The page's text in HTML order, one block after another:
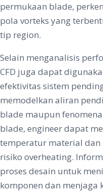
permukaan blade,
pola vorteks yang
tip region.
Selain menganalisis
CFD juga dapat
efektivitas sistem
memodelkan aliran
blade maupun
blade, engineer dapat
temperatur material dan
risiko overheating.
proses desain untuk
komponen dan menjaga